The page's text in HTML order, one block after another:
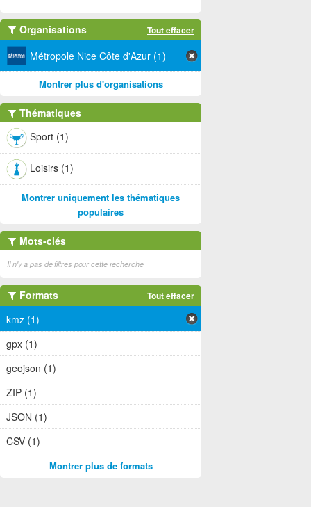
Organisations Tout effacer
Métropole Nice Côte d'Azur (1)
Montrer plus d'organisations
Thématiques
Sport (1)
Loisirs (1)
Montrer uniquement les thématiques
populaires
Mots-clés
Il n'y a pas de filtres pour cette recherche
Formats Tout effacer
kmz (1)
gpx (1)
geojson (1)
ZIP (1)
JSON (1)
CSV (1)
Montrer plus de formats